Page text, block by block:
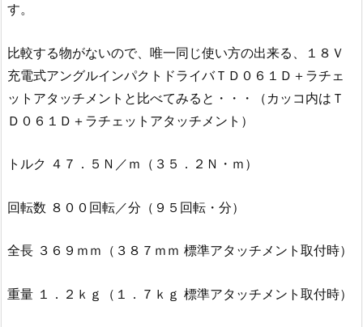
す。
比較する物がないので、唯一同じ使い方の出来る、１８Ｖ
充電式アングルインパクトドライバＴＤ０６１Ｄ＋ラチェ
ットアタッチメントと比べてみると・・・（カッコ内はＴ
Ｄ０６１Ｄ＋ラチェットアタッチメント）
トルク ４７．５Ｎ／ｍ（３５．２Ｎ・ｍ）
回転数 ８００回転／分（９５回転・分）
全長 ３６９ｍｍ（３８７ｍｍ 標準アタッチメント取付時）
重量 １．２ｋｇ（１．７ｋｇ 標準アタッチメント取付時）